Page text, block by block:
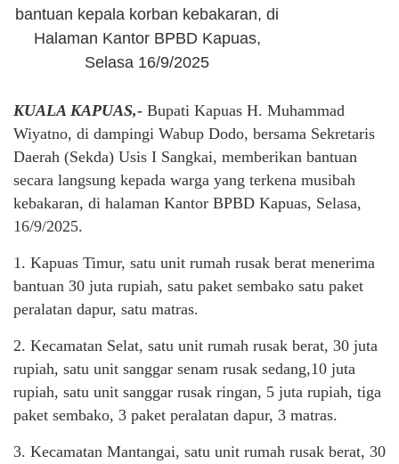
bantuan kepala korban kebakaran, di
Halaman Kantor BPBD Kapuas,
Selasa 16/9/2025
KUALA KAPUAS,- Bupati Kapuas H. Muhammad
Wiyatno, di dampingi Wabup Dodo, bersama Sekretaris
Daerah (Sekda) Usis I Sangkai, memberikan bantuan
secara langsung kepada warga yang terkena musibah
kebakaran, di halaman Kantor BPBD Kapuas, Selasa,
16/9/2025.
1. Kapuas Timur, satu unit rumah rusak berat menerima
bantuan 30 juta rupiah, satu paket sembako satu paket
peralatan dapur, satu matras.
2. Kecamatan Selat, satu unit rumah rusak berat, 30 juta
rupiah, satu unit sanggar senam rusak sedang,10 juta
rupiah, satu unit sanggar rusak ringan, 5 juta rupiah, tiga
paket sembako, 3 paket peralatan dapur, 3 matras.
3. Kecamatan Mantangai, satu unit rumah rusak berat, 30